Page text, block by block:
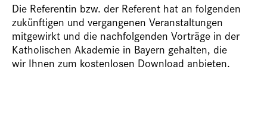
Die Referentin bzw. der Referent hat an folgenden
zukünftigen und vergangenen Veranstaltungen
mitgewirkt und die nachfolgenden Vorträge in der
Katholischen Akademie in Bayern gehalten, die
wir Ihnen zum kostenlosen Download anbieten.